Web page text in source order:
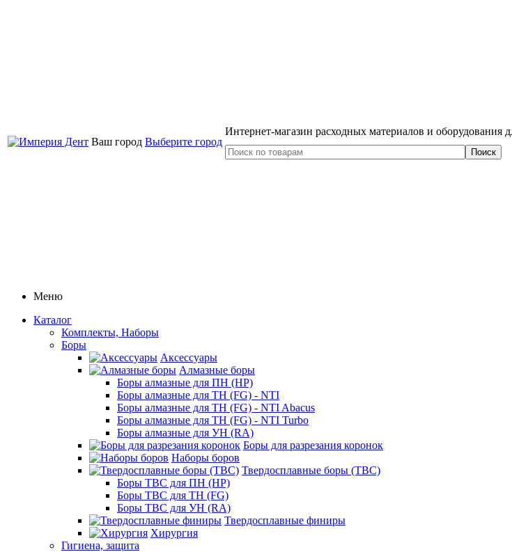
Ваш город Выберите город
Интернет-магазин расходных материалов и оборудования
Меню
Каталог
Комплекты, Наборы
Боры
Аксессуары
Алмазные боры
Боры алмазные для ПН (HP)
Боры алмазные для ТН (FG) - NTI
Боры алмазные для ТН (FG) - NTI Abacus
Боры алмазные для ТН (FG) - NTI Turbo
Боры алмазные для УН (RA)
Боры для разрезания коронок
Наборы боров
Твердосплавные боры (ТВС)
Боры ТВС для ПН (HP)
Боры ТВС для ТН (FG)
Боры ТВС для УН (RA)
Твердосплавные финиры
Хирургия
Гигиена, защита